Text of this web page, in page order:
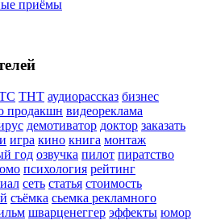
приёмы
ТНТ аудиорассказ бизнес
продакшн видеореклама
демотиватор доктор заказать
игра кино книга монтаж
год озвучка пилот пиратство
психология рейтинг
сеть статья стоимость
съёмка сьемка рекламного
шварценеггер эффекты юмор